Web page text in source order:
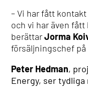
– Vi har fått
och vi har även
berättarJorma
försäljningschef på
Peter Hedman,
Energy, ser